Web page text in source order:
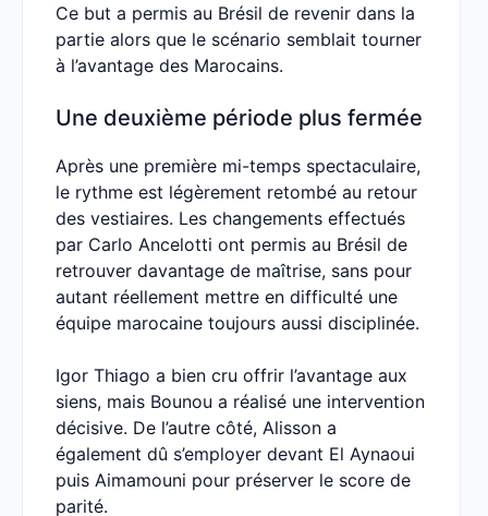
Ce but a permis au Brésil de revenir dans la
partie alors que le scénario semblait tourner
à l’avantage des Marocains.
Une deuxième période plus fermée
Après une première mi-temps spectaculaire,
le rythme est légèrement retombé au retour
des vestiaires. Les changements effectués
par Carlo Ancelotti ont permis au Brésil de
retrouver davantage de maîtrise, sans pour
autant réellement mettre en difficulté une
équipe marocaine toujours aussi disciplinée.
Igor Thiago a bien cru offrir l’avantage aux
siens, mais Bounou a réalisé une intervention
décisive. De l’autre côté, Alisson a
également dû s’employer devant El Aynaoui
puis Aimamouni pour préserver le score de
parité.